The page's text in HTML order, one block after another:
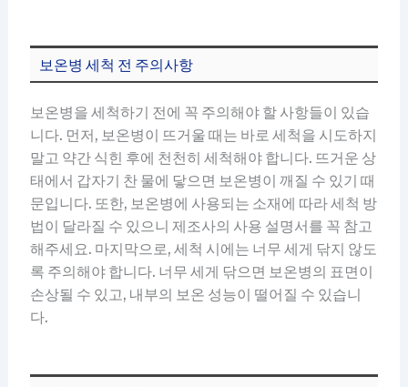
보온병 세척 전 주의사항
보온병을 세척하기 전에 꼭 주의해야 할 사항들이 있습
니다. 먼저, 보온병이 뜨거울 때는 바로 세척을 시도하지
말고 약간 식힌 후에 천천히 세척해야 합니다. 뜨거운 상
태에서 갑자기 찬 물에 닿으면 보온병이 깨질 수 있기 때
문입니다. 또한, 보온병에 사용되는 소재에 따라 세척 방
법이 달라질 수 있으니 제조사의 사용 설명서를 꼭 참고
해주세요. 마지막으로, 세척 시에는 너무 세게 닦지 않도
록 주의해야 합니다. 너무 세게 닦으면 보온병의 표면이
손상될 수 있고, 내부의 보온 성능이 떨어질 수 있습니
다.